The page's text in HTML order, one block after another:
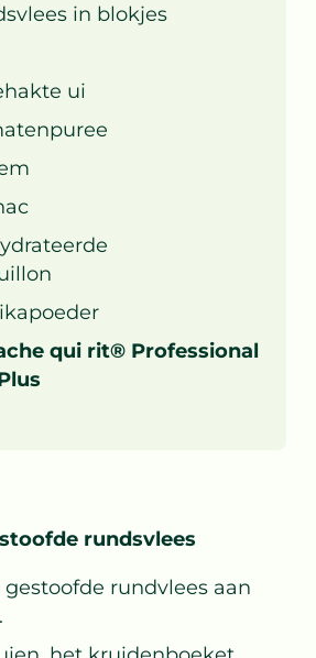
in blokjes
ui
qui rit® Professional
rundsvlees
rundvlees aan